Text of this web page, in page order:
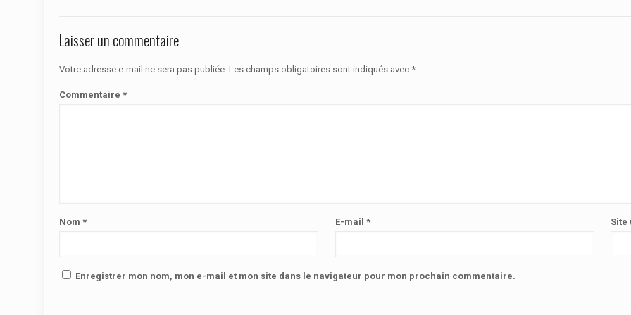
Laisser un commentaire
Votre adresse e-mail ne sera pas publiée. Les champs obligatoires sont indiqués avec *
Commentaire *
Nom * E-mail * Site
Enregistrer mon nom, mon e-mail et mon site dans le navigateur pour mon prochain commentaire.